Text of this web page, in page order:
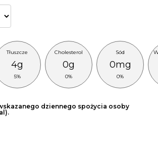
Tłuszcze
4g
5%
Cholesterol
0g
0%
Sód
0mg
0%
dziennego spożycia osoby